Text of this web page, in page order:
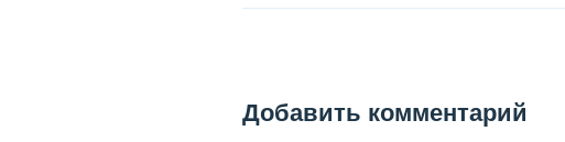
Добавить комментарий